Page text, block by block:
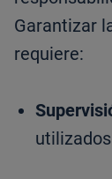
Garantizar
requiere: